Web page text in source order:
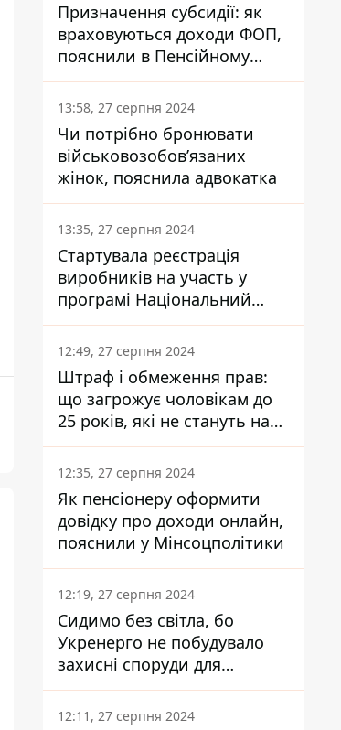
Призначення субсидії: як
враховуються доходи ФОП,
пояснили в Пенсійному
фонді
13:58, 27 серпня 2024
Чи потрібно бронювати
військовозобов’язаних
жінок, пояснила адвокатка
13:35, 27 серпня 2024
Стартувала реєстрація
виробників на участь у
програмі Національний
кешбек: як це зробити
через портал Дія
12:49, 27 серпня 2024
Штраф і обмеження прав:
що загрожує чоловікам до
25 років, які не стануть на
військовий облік
12:35, 27 серпня 2024
Як пенсіонеру оформити
довідку про доходи онлайн,
пояснили у Мінсоцполітики
12:19, 27 серпня 2024
Сидимо без світла, бо
Укренерго не побудувало
захисні споруди для
енергетики - нардеп
Кучеренко
12:11, 27 серпня 2024